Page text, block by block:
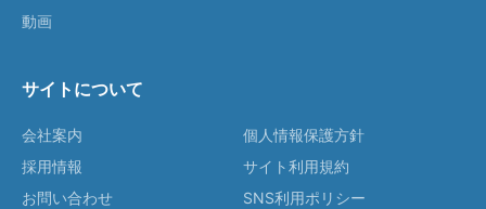
動画
サイトについて
会社案内
採用情報
お問い合わせ
個人情報保護方針
サイト利用規約
SNS利用ポリシー